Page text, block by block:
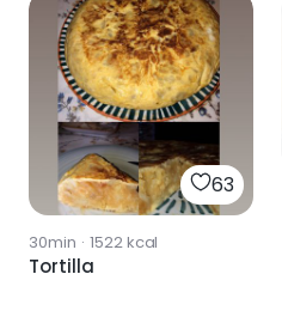
63
30min · 1522kcal
Tortilla